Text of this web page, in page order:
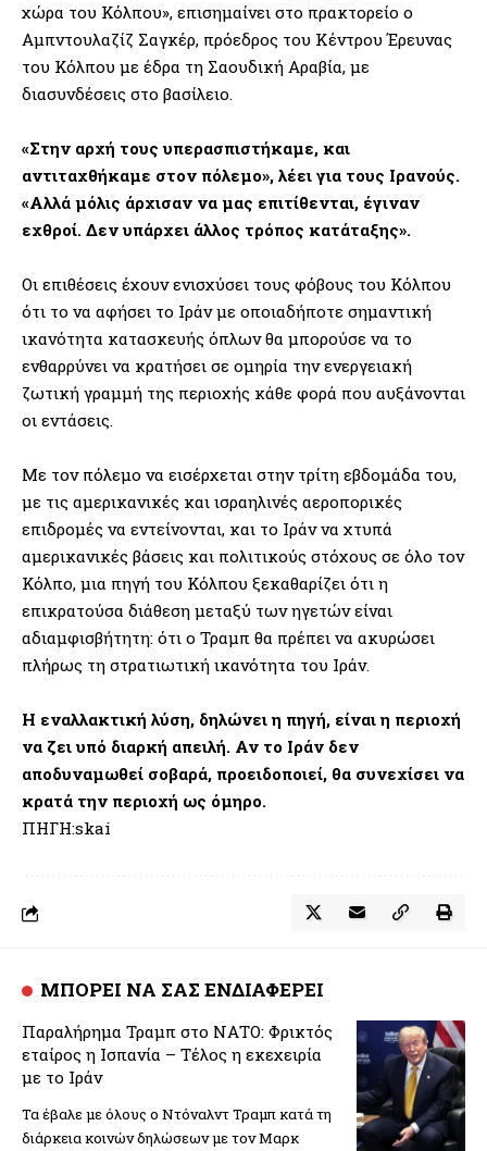
χώρα του Κόλπου», επισημαίνει στο πρακτορείο ο
Αμπντουλαζίζ Σαγκέρ, πρόεδρος του Κέντρου Έρευνας
του Κόλπου με έδρα τη Σαουδική Αραβία, με
διασυνδέσεις στο βασίλειο.
«Στην αρχή τους υπερασπιστήκαμε, και
αντιταχθήκαμε στον πόλεμο», λέει για τους Ιρανούς.
«Αλλά μόλις άρχισαν να μας επιτίθενται, έγιναν
εχθροί. Δεν υπάρχει άλλος τρόπος κατάταξης».
Οι επιθέσεις έχουν ενισχύσει τους φόβους του Κόλπου
ότι το να αφήσει το Ιράν με οποιαδήποτε σημαντική
ικανότητα κατασκευής όπλων θα μπορούσε να το
ενθαρρύνει να κρατήσει σε ομηρία την ενεργειακή
ζωτική γραμμή της περιοχής κάθε φορά που αυξάνονται
οι εντάσεις.
Με τον πόλεμο να εισέρχεται στην τρίτη εβδομάδα του,
με τις αμερικανικές και ισραηλινές αεροπορικές
επιδρομές να εντείνονται, και το Ιράν να χτυπά
αμερικανικές βάσεις και πολιτικούς στόχους σε όλο τον
Κόλπο, μια πηγή του Κόλπου ξεκαθαρίζει ότι η
επικρατούσα διάθεση μεταξύ των ηγετών είναι
αδιαμφισβήτητη: ότι ο Τραμπ θα πρέπει να ακυρώσει
πλήρως τη στρατιωτική ικανότητα του Ιράν.
Η εναλλακτική λύση, δηλώνει η πηγή, είναι η περιοχή
να ζει υπό διαρκή απειλή. Αν το Ιράν δεν
αποδυναμωθεί σοβαρά, προειδοποιεί, θα συνεχίσει να
κρατά την περιοχή ως όμηρο.
ΠΗΓΗ:skai
ΜΠΟΡΕΙ ΝΑ ΣΑΣ ΕΝΔΙΑΦΕΡΕΙ
Παραλήρημα Τραμπ στο ΝΑΤΟ: Φρικτός
εταίρος η Ισπανία – Τέλος η εκεχειρία
με το Ιράν
Τα έβαλε με όλους ο Ντόναλντ Τραμπ κατά τη
διάρκεια κοινών δηλώσεων με τον Μαρκ